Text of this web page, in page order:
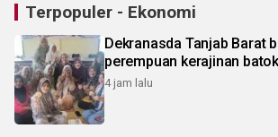
Terpopuler - Ekonomi
Dekranasda Tanjab Barat
perempuan kerajinan
4 jam lalu